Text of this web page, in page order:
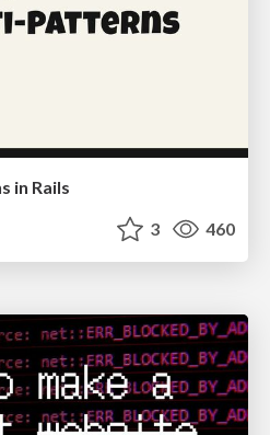
in Rails
3 460